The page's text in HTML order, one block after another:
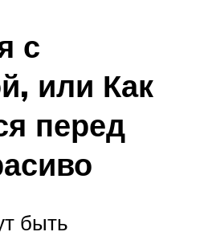
с
или Как
перед
быть